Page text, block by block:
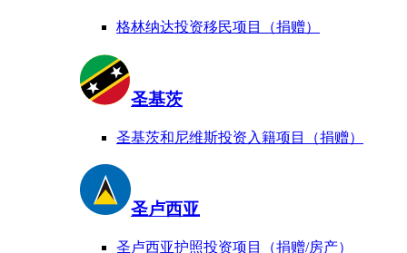
格林纳达投资移民项目（捐赠）
圣基茨
圣基茨和尼维斯投资入籍项目（捐赠）
圣卢西亚
圣卢西亚护照投资项目（捐赠/房产）